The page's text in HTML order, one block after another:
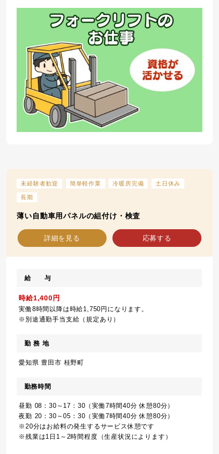
未経験者歓迎 簡単軽作業 冷暖房完備
土日休み
長期
薄い自動車用パネルの組付け・検査
詳細を見る 応募する
給 与
時給1,400円
実働8時間以降は時給1,750円になります。
※別途通勤手当支給（規定あり）
勤 務 地
愛知県 豊田市 桂野町
勤務時間
昼勤 08：30～17：30（実働7時間40分 休憩80分）
夜勤 20：30～05：30（実働7時間40分 休憩80分）
※20分はお給料の発生するサービス休憩です
※残業は1日1～2時間程度（生産状況によります）